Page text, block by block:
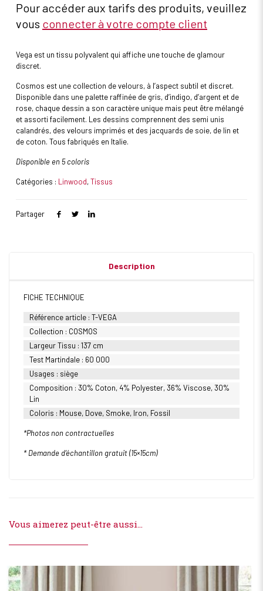
Pour accéder aux tarifs des produits, veuillez
vous connecter à votre compte client
Vega est un tissu polyvalent qui affiche une touche de glamour
discret.
Cosmos est une collection de velours, à l’aspect subtil et discret.
Disponible dans une palette raffinée de gris, d’indigo, d’argent et de
rose, chaque dessin a son caractère unique mais peut être mélangé
et assorti facilement. Les dessins comprennent des semi unis
calandrés, des velours imprimés et des jacquards de soie, de lin et
de coton. Tous fabriqués en Italie.
Disponible en 5 coloris
Catégories : Linwood,Tissus
Partager
Description
FICHE TECHNIQUE
Référence article : T-VEGA
Collection : COSMOS
Largeur Tissu : 137 cm
Test Martindale : 60 000
Usages : siège
Composition : 30% Coton, 4% Polyester, 36% Viscose, 30%
Lin
Coloris : Mouse, Dove, Smoke, Iron, Fossil
*Photos non contractuelles
* Demande d’échantillon gratuit (15×15cm)
Vous aimerez peut-être aussi…